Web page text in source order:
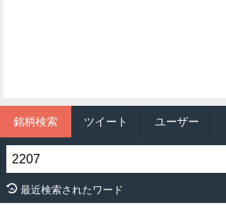
銘柄検索 ツイート ユーザー
最近検索されたワード